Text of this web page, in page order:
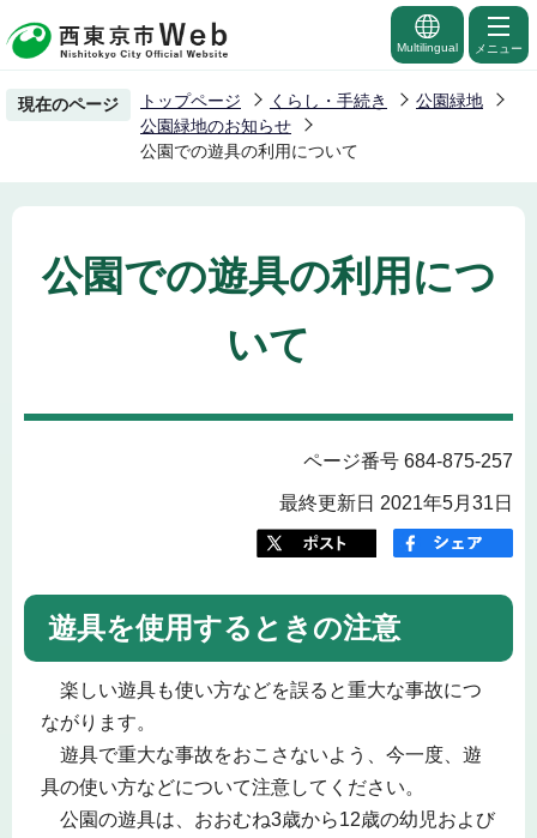
の
ー
の
先
Multilingual メニュー
現在のページ トップページ くらし・手続き
公園緑地
公園緑地のお知らせ
公園での遊具の利用について
公園での遊具の利用につ
いて
ページ番号 684-875-257
最終更新日 2021年5月31日
遊具を使用するときの注意
楽しい遊具も使い方などを誤ると重大な事故につ
ながります。
遊具で重大な事故をおこさないよう、今一度、遊
具の使い方などについて注意してください。
公園の遊具は、おおむね3歳から12歳の幼児および